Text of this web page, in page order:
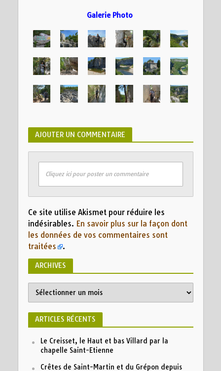
Galerie Photo
AJOUTER UN COMMENTAIRE
Cliquez ici pour poster un commentaire
Ce site utilise Akismet pour réduire les
indésirables. En savoir plus sur la façon dont
les données de vos commentaires sont
traitées
.
ARCHIVES
ARTICLES RÉCENTS
Le Creisset, le Haut et bas Villard par la
chapelle Saint-Etienne
Crêtes de Saint-Martin et du Grépon depuis